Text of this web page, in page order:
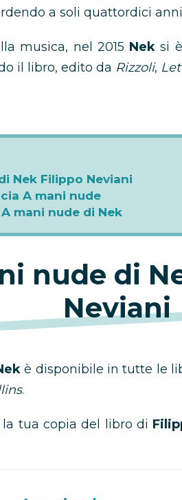
a soli quattordici
musica, nel 2015 Nek si
il libro, edito da Rizzoli,
Nek Filippo Neviani
A mani nude
mani nude di Nek
nude di
Neviani
è disponibile in tutte le
.
tua copia del libro di